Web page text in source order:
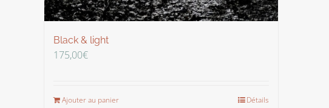
Black & light
175,00€
Ajouter au panier Détails